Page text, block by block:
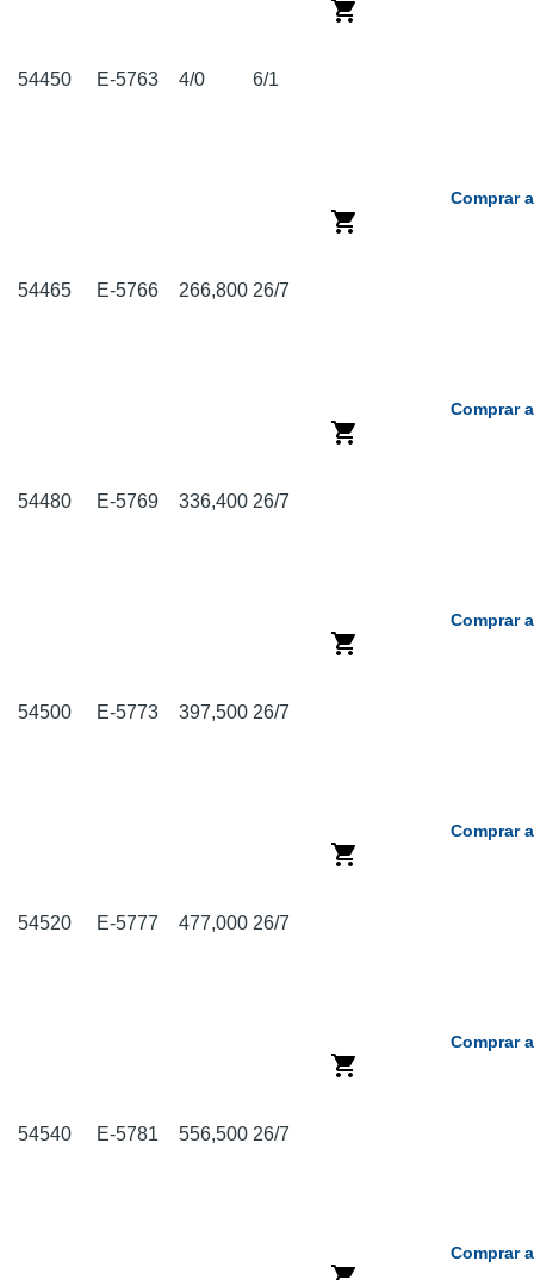
54450 E-5763 4/0 6/1
54465 E-5766 266,800 26/7
Comprar
54480 E-5769 336,400 26/7
Comprar
54500 E-5773 397,500 26/7
Comprar
54520 E-5777 477,000 26/7
Comprar
54540 E-5781 556,500 26/7
Comprar
Comprar